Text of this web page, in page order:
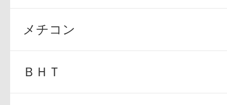
メチコン
ＢＨＴ